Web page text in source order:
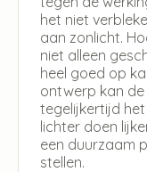
het niet
aan zonlicht.
niet alleen
heel goed op
ontwerp kan
tegelijkertijd
lichter doen
een duurzaam
stellen.